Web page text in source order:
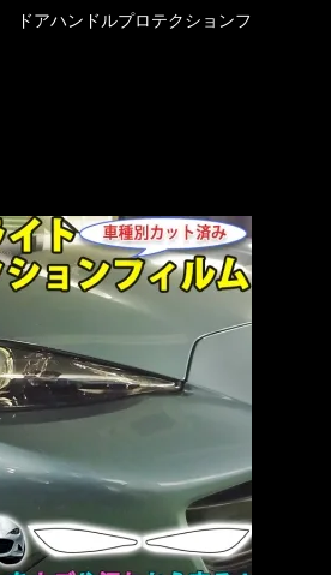
ドアハンドルプロテクションフ